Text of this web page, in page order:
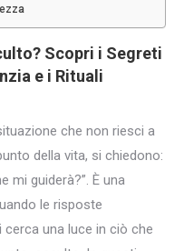
Scopri i Segreti
e i Rituali
che non riesci a
della vita, si chiedono:
mi guiderà?”. È una
le risposte
una luce in ciò che